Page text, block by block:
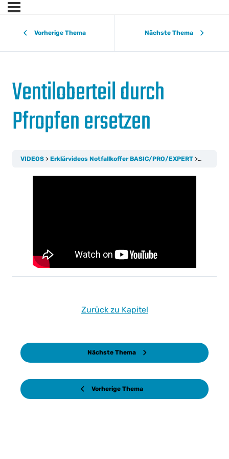
Vorherige Thema Nächste Thema
Ventiloberteil durch
Pfropfen ersetzen
VIDEOS Erklärvideos Notfallkoffer BASIC/PRO/EXPERT
Vorherige Thema
Zurück zu Kapitel
Nächste Thema